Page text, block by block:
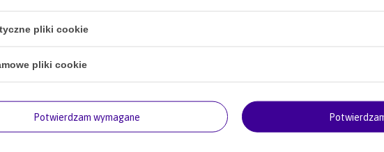
Twoja ocena:
pliki cookie
pliki cookie
Potwierdzam wymagane